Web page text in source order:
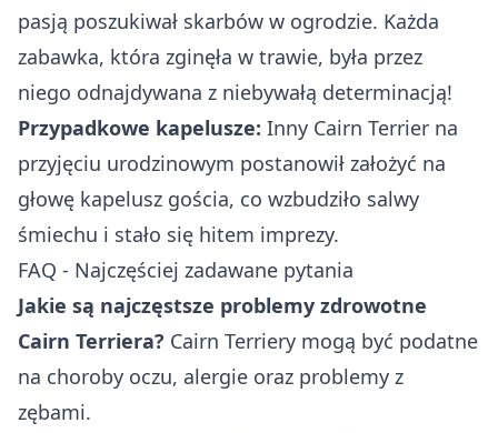
pasją poszukiwał skarbów w ogrodzie. Każda
zabawka, która zginęła w trawie, była przez
niego odnajdywana z niebywałą determinacją!
Przypadkowe kapelusze: Inny Cairn Terrier na
przyjęciu urodzinowym postanowił założyć na
głowę kapelusz gościa, co wzbudziło salwy
śmiechu i stało się hitem imprezy.
FAQ - Najczęściej zadawane pytania
Jakie są najczęstsze problemy zdrowotne
Cairn Terriera? Cairn Terriery mogą być podatne
na choroby oczu, alergie oraz problemy z
zębami.